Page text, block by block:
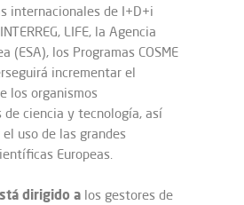
internacionales de I+D+i
LIFE, la Agencia
(ESA), los Programas COSME
incrementar el
los organismos
de ciencia y tecnología, así
uso de las grandes
Europeas.
dirigido a los gestores de